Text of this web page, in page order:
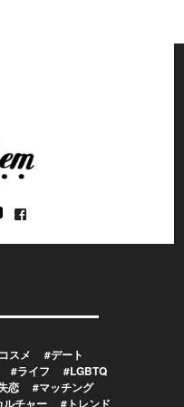
スメ
#デート
#ライフ
#LGBTQ
恋
#マッチング
ルチャー #トレンド